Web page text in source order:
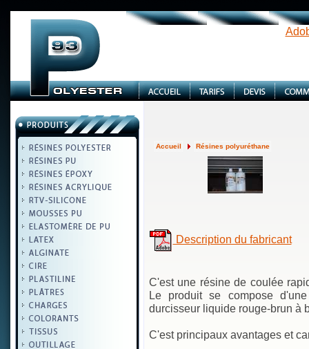
Accueil Résines polyuréthane
Description du fabricant
C'est une résine de coulée
Le produit se compose
durcisseur liquide rouge-brun à
C'est principaux avantages et